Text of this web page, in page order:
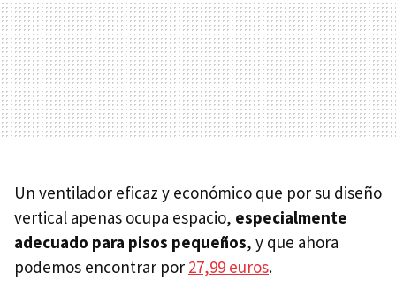
Un ventilador eficaz y económico que por su diseño
vertical apenas ocupa espacio, especialmente
adecuado para pisos pequeños, y que ahora
podemos encontrar por 27,99 euros.